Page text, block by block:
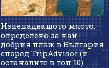
Изненадващото място,
определено за най-
добрия плаж в България
според TripAdvisor (и
останалите в топ 10)